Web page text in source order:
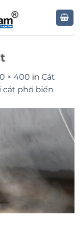
× 400 in Cát
cát phổ biến